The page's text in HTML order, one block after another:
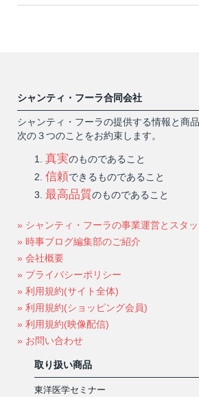
シャンティ・フーラ合同会社
シャンティ・フーラの提供する情報と商
次の３つのことをお約束します。
真実のものであること
信頼できるものであること
最高品質のものであること
» シャンティ・フーラの事業運営とスタ
» 時事ブログ編集部のご紹介
» 会社概要
» プライバシーポリシー
» 利用規約(サイト全体)
» 利用規約(ショッピング会員)
» 利用規約(映像配信)
» お問い合わせ
取り扱い商品
東洋医学セミナー